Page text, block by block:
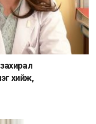
хийж,